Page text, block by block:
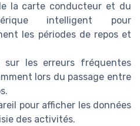
la carte conducteur et du
intelligent pour
les périodes de repos et
sur les erreurs fréquentes
lors du passage entre
pour afficher les données
des activités.